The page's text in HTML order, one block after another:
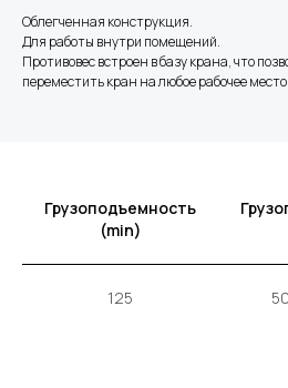
Облегченная конструкция.
Для работы внутри помещений.
Противовес встроен в базу крана, что
переместить кран на любое рабочее место.
Грузоподъемность
(min)
125